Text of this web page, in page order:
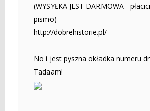
(WYSYŁKA JEST DARMOWA -
pismo)
http://dobrehistorie.pl/
No i jest pyszna okładka numeru
Tadaam!